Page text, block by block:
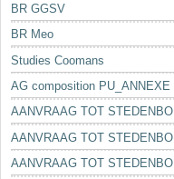
BR GGSV
BR Meo
Studies Coomans
AG composition PU_ANNEXE
AANVRAAG TOT
AANVRAAG TOT
AANVRAAG TOT